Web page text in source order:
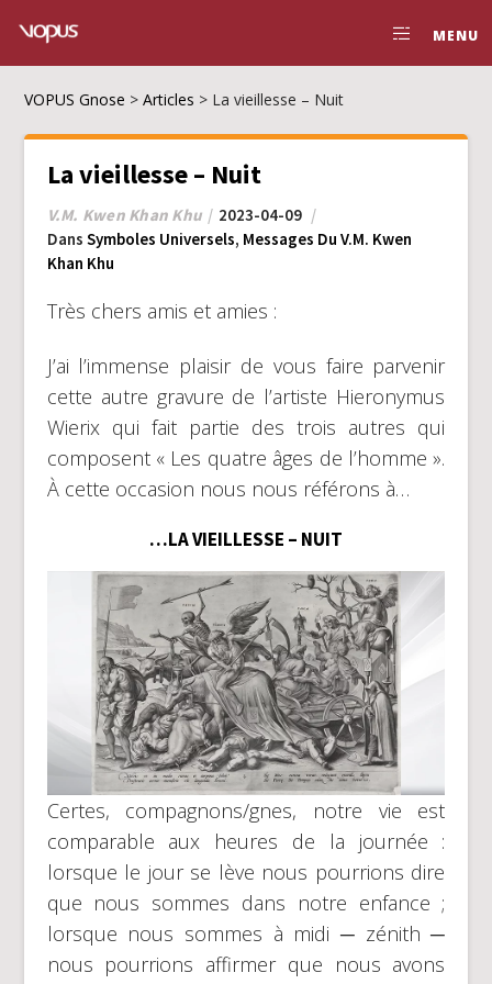
MENU
VOPUS Gnose >Articles > La vieillesse – Nuit
La vieillesse – Nuit
V.M. Kwen Khan Khu
2023-04-09
Dans Symboles Universels, Messages Du V.M. Kwen
Khan Khu
Très chers amis et amies :
J’ai l’immense plaisir de vous faire parvenir
cette autre gravure de l’artiste Hieronymus
Wierix qui fait partie des trois autres qui
composent « Les quatre âges de l’homme ».
À cette occasion nous nous référons à…
…LA VIEILLESSE – NUIT
Certes, compagnons/gnes, notre vie est
comparable aux heures de la journée :
lorsque le jour se lève nous pourrions dire
que nous sommes dans notre enfance ;
lorsque nous sommes à midi ─ zénith ─
nous pourrions affirmer que nous avons